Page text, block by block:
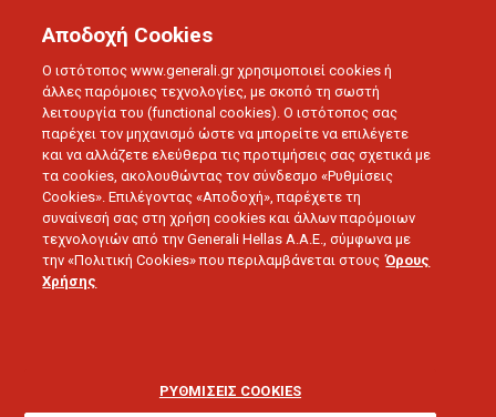
BLOG
ΔΕΛΤΙΑ ΤΥΠΟΥ
ΑΣΤΙΚΗ ΕΥΘΥΝΗ ΕΠΙΧΕΙΡΗΣΕΩΝ ΑΠΟ ΤΗΝ GENERALI: ΑΠΛΑ
ΚΑΙ ΓΡΗΓΟΡΑ
11.10.2024 - 5 λεπτά ανάγνωσης
Επιχειρήσεων από την
Αποδοχή Cookies
Ο ιστότοπος www.generali.gr χρησιμοποιεί cookies ή
άλλες παρόμοιες τεχνολογίες, με σκοπό τη σωστή
λειτουργία του (functional cookies). Ο ιστότοπος σας
παρέχει τον μηχανισμό ώστε να μπορείτε να επιλέγετε
και να αλλάζετε ελεύθερα τις προτιμήσεις σας σχετικά με
τα cookies, ακολουθώντας τον σύνδεσμο «Ρυθμίσεις
Cookies». Επιλέγοντας «Αποδοχή», παρέχετε τη
συναίνεσή σας στη χρήση cookies και άλλων παρόμοιων
τεχνολογιών από την Generali Hellas A.A.E., σύμφωνα με
την «Πολιτική Cookies» που περιλαμβάνεται στους Όρους
Χρήσης
ΡΥΘΜΙΣΕΙΣ COOKIES